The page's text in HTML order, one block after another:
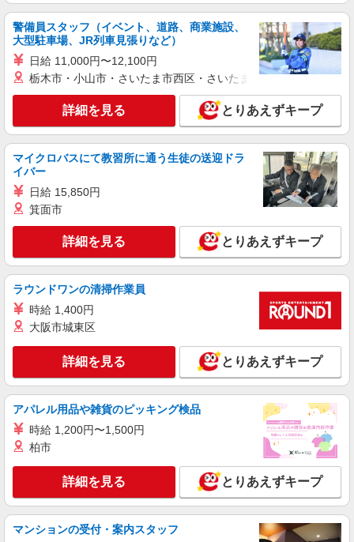
警備員スタッフ（イベント、道路、商業施設、
大型駐車場、JR列車見張りなど）
日給 11,000円〜12,100円
栃木市・小山市・さいたま市西区・さいたま市岩槻区・久喜市・
詳細を見る とりあえずキープ
マイクロバスにて教習所に通う生徒の送迎ドラ
イバー
日給 15,850円
箕面市
詳細を見る とりあえずキープ
ラウンドワンの清掃作業員
時給 1,400円
大阪市城東区
詳細を見る とりあえずキープ
アパレル用品や雑貨のピッキング検品
時給 1,200円〜1,500円
柏市
詳細を見る とりあえずキープ
マンションの受付・案内スタッフ